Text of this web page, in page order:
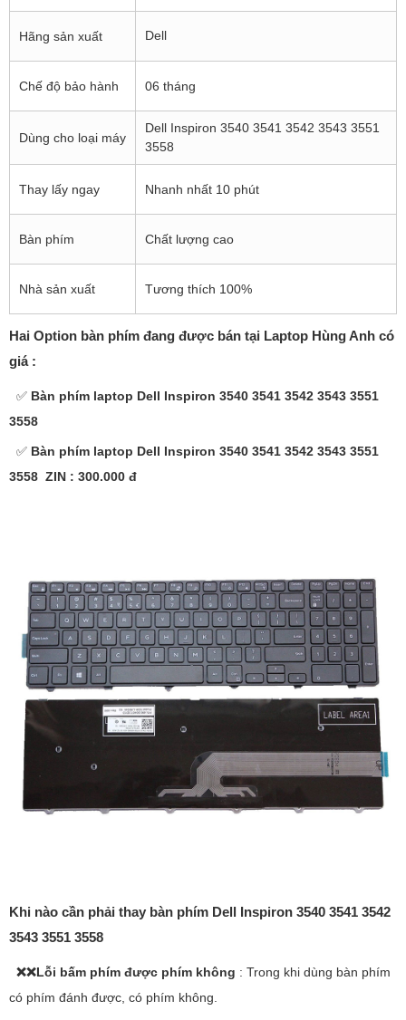
Hãng sản xuất Dell
Chế độ bảo hành 06 tháng
Dùng cho loại máy
Dell Inspiron 3540 3541 3542 3543 3551
3558
Thay lấy ngay Nhanh nhất 10 phút
Bàn phím Chất lượng cao
Nhà sản xuất Tương thích 100%
Hai Option bàn phím đang được bán tại Laptop Hùng Anh có
giá :
✅ Bàn phím laptop Dell Inspiron 3540 3541 3542 3543 3551
3558
✅ Bàn phím laptop Dell Inspiron 3540 3541 3542 3543 3551
3558 ZIN : 300.000 đ
Khi nào cần phải thay bàn phím Dell Inspiron 3540 3541 3542
3543 3551 3558
❌❌Lỗi bấm phím được phím không : Trong khi dùng bàn phím
có phím đánh được, có phím không.